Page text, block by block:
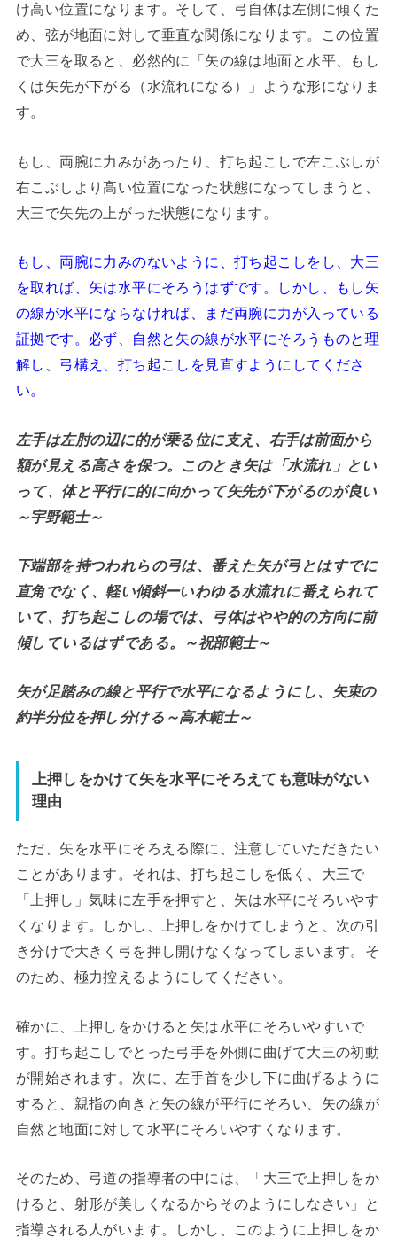
け高い位置になります。そして、弓自体は左側に傾くた
め、弦が地面に対して垂直な関係になります。この位置
で大三を取ると、必然的に「矢の線は地面と水平、もし
くは矢先が下がる（水流れになる）」ような形になりま
す。
もし、両腕に力みがあったり、打ち起こしで左こぶしが
右こぶしより高い位置になった状態になってしまうと、
大三で矢先の上がった状態になります。
もし、両腕に力みのないように、打ち起こしをし、大三
を取れば、矢は水平にそろうはずです。しかし、もし矢
の線が水平にならなければ、まだ両腕に力が入っている
証拠です。必ず、自然と矢の線が水平にそろうものと理
解し、弓構え、打ち起こしを見直すようにしてくださ
い。
左手は左肘の辺に的が乗る位に支え、右手は前面から
額が見える高さを保つ。このとき矢は「水流れ」とい
って、体と平行に的に向かって矢先が下がるのが良い
～宇野範士～
下端部を持つわれらの弓は、番えた矢が弓とはすでに
直角でなく、軽い傾斜ーいわゆる水流れに番えられて
いて、打ち起こしの場では、弓体はやや的の方向に前
傾しているはずである。～祝部範士～
矢が足踏みの線と平行で水平になるようにし、矢束の
約半分位を押し分ける～高木範士～
上押しをかけて矢を水平にそろえても意味がない
理由
ただ、矢を水平にそろえる際に、注意していただきたい
ことがあります。それは、打ち起こしを低く、大三で
「上押し」気味に左手を押すと、矢は水平にそろいやす
くなります。しかし、上押しをかけてしまうと、次の引
き分けで大きく弓を押し開けなくなってしまいます。そ
のため、極力控えるようにしてください。
確かに、上押しをかけると矢は水平にそろいやすいで
す。打ち起こしでとった弓手を外側に曲げて大三の初動
が開始されます。次に、左手首を少し下に曲げるように
すると、親指の向きと矢の線が平行にそろい、矢の線が
自然と地面に対して水平にそろいやすくなります。
そのため、弓道の指導者の中には、「大三で上押しをか
けると、射形が美しくなるからそのようにしなさい」と
指導される人がいます。しかし、このように上押しをか